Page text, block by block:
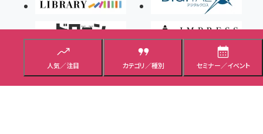
人気／注目 カテゴリ／種別 セミナー／イベント